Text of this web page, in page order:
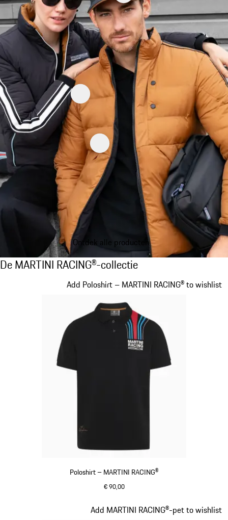
Ontdek alle producten
De MARTINI RACING®-collectie
De MARTINI RACING®-collectie
Poloshirt – MARTINI RACING®
€ 90,00
Add Poloshirt – MARTINI RACING® to wishlist
Add MARTINI RACING®-pet to wishlist